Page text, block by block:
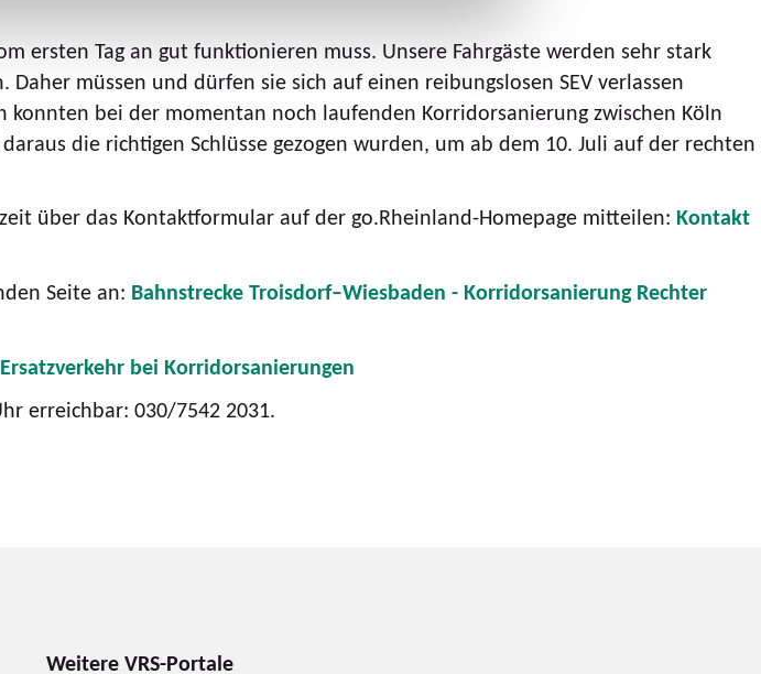
ersten Tag an gut funktionieren muss. Unsere Fahrgäste werden sehr stark
müssen und dürfen sie sich auf einen reibungslosen SEV verlassen
bei der momentan noch laufenden Korridorsanierung zwischen Köln
die richtigen Schlüsse gezogen wurden, um ab dem 10. Juli auf der rechten
über das Kontaktformular auf der go.Rheinland-Homepage mitteilen: Kontakt
Seite an: Bahnstrecke Troisdorf–Wiesbaden - Korridorsanierung Rechter
Ersatzverkehr bei Korridorsanierungen
erreichbar: 030/7542 2031.